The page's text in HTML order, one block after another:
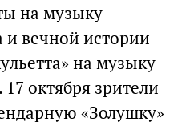
на музыку
вечной истории
на музыку
октября зрители
«Золушку»